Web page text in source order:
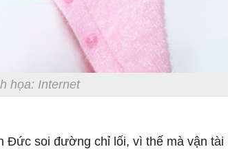
họa: Internet
Đức soi đường chỉ lối, vì thế mà vận tài